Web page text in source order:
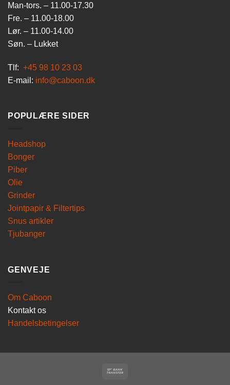
Man-tors. – 11.00-17.30
Fre. – 11.00-18.00
Lør. – 11.00-14.00
Søn. – Lukket
Tlf: +45 98 10 23 03
E-mail: info@caboon.dk
POPULÆRE SIDER
Headshop
Bonger
Piber
Olie
Grinder
Jointpapir & Filtertips
Snus artikler
Tjubanger
GENVEJE
Om Caboon
Kontakt os
Handelsbetingelser